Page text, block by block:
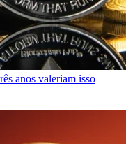
anos valeriam isso